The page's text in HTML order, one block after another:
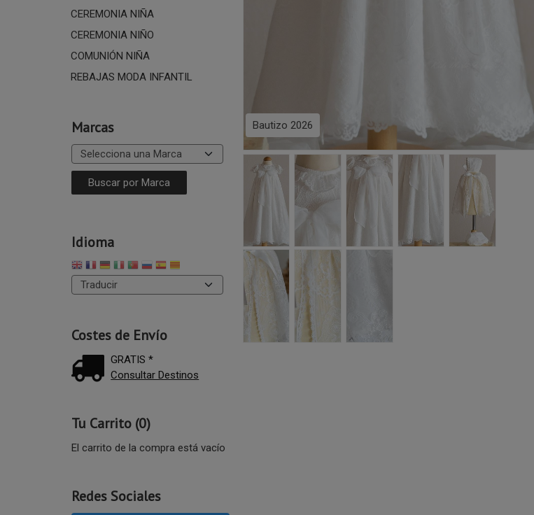
CEREMONIA NIÑA
CEREMONIA NIÑO
COMUNIÓN NIÑA
REBAJAS MODA INFANTIL
Marcas
Idioma
Costes de Envío
GRATIS *
Consultar Destinos
Tu Carrito (0)
El carrito de la compra está vacío
Redes Sociales
Bautizo 2026